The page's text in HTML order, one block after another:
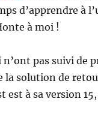
d’apprendre à
à moi !
n’ont pas suivi de
la solution de
est à sa version